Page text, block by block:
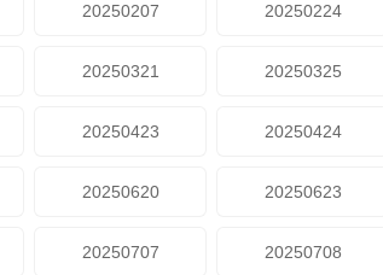
20250207 20250224
20250321 20250325
20250423 20250424
20250620 20250623
20250707 20250708